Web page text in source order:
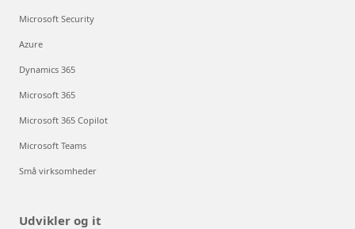
Microsoft Security
Azure
Dynamics 365
Microsoft 365
Microsoft 365 Copilot
Microsoft Teams
Små virksomheder
Udvikler og it